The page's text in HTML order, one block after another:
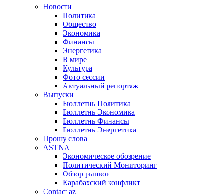
Новости
Политика
Общество
Экономика
Финансы
Энергетика
В мире
Культура
Фото сессии
Актуальный репортаж
Выпуски
Бюллетнь Политика
Бюллетнь Экономика
Бюллетнь Финансы
Бюллетнь Энергетика
Прошу слова
ASTNA
Экономическое обозрение
Политический Мониторинг
Обзор рынков
Карабахский конфликт
Contact az